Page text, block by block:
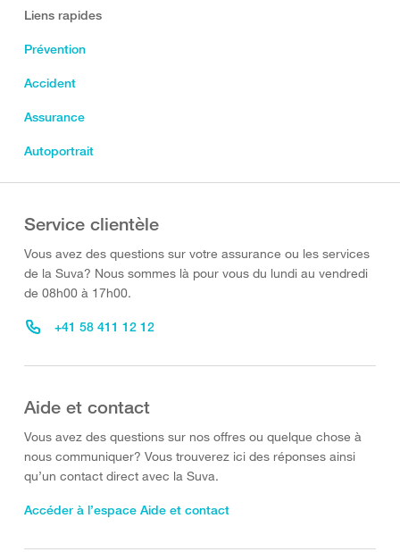
Liens rapides
Prévention
Accident
Assurance
Autoportrait
Service clientèle
Vous avez des questions sur votre assurance ou les services
de la Suva? Nous sommes là pour vous du lundi au vendredi
de 08h00 à 17h00.
+41 58 411 12 12
Aide et contact
Vous avez des questions sur nos offres ou quelque chose à
nous communiquer? Vous trouverez ici des réponses ainsi
qu’un contact direct avec la Suva.
Accéder à l’espace Aide et contact